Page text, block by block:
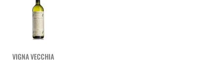
VIGNA VECCHIA